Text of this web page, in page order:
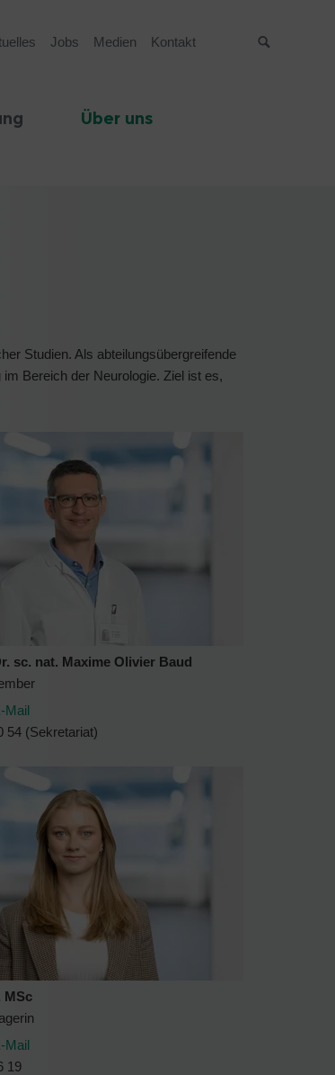
Jobs Medien Kontakt
Über uns
Studien. Als abteilungsübergreifende
Bereich der Neurologie. Ziel ist es,
sc. nat. Maxime Olivier Baud
Mail
54 (Sekretariat)
MSc
Mail
19